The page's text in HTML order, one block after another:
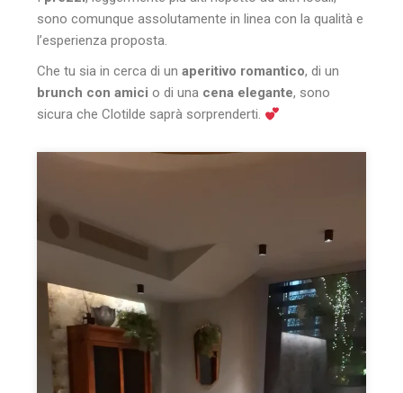
sono comunque assolutamente in linea con la qualità e
l’esperienza proposta.
Che tu sia in cerca di unaperitivo romantico, di un
brunch con amici o di una cena elegante, sono
sicura che Clotilde saprà sorprenderti.